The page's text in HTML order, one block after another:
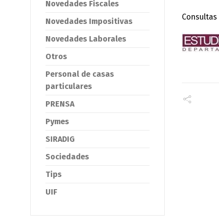
Novedades Fiscales
Novedades Impositivas
Novedades Laborales
Otros
Personal de casas
particulares
PRENSA
Pymes
SIRADIG
Sociedades
Tips
UIF